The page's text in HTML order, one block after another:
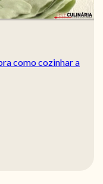
como cozinhar a